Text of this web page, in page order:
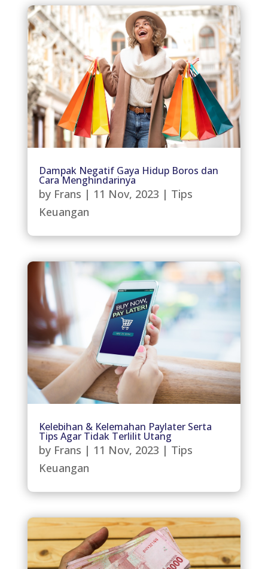
Dampak Negatif Gaya Hidup Boros dan
Cara Menghindarinya
by Frans | 11 Nov, 2023 | Tips
Keuangan
Kelebihan & Kelemahan Paylater Serta
Tips Agar Tidak Terlilit Utang
by Frans | 11 Nov, 2023 | Tips
Keuangan